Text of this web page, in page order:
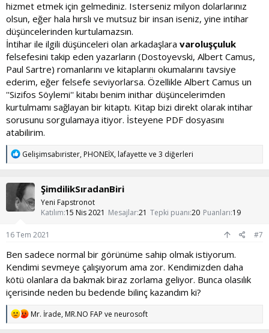
hizmet etmek için gelmediniz. Isterseniz milyon dolarlarınız
olsun, eğer hala hırslı ve mutsuz bir insan iseniz, yine intihar
düşüncelerinden kurtulamazsın.
İntihar ile ilgili düşünceleri olan arkadaşlara varoluşçuluk
felsefesini takip eden yazarların (Dostoyevski, Albert Camus,
Paul Sartre) romanlarını ve kitaplarını okumalarını tavsiye
ederim, eğer felsefe seviyorlarsa. Özellikle Albert Camus un
''Sizifos Söylemi'' kitabı benim inithar düşüncelerimden
kurtulmamı sağlayan bir kitaptı. Kitap bizi direkt olarak intihar
sorusunu sorgulamaya itiyor. İsteyene PDF dosyasını
atabilirim.
T
p
k
l
e
Gelişimsabırister,PHONEİX,lafayette ve 3 diğerleri
ŞimdilikSıradanBiri
Yeni Fapstronot
Katılım 15 Nis 2021 Mesajlar21 Tepki puanı 20 Puanları 19
16 Tem 2021 #7
Ben sadece normal bir görünüme sahip olmak istiyorum.
Kendimi sevmeye çalışıyorum ama zor. Kendimizden daha
kötü olanlara da bakmak biraz zorlama geliyor. Bunca olasılık
içerisinde neden bu bedende bilinç kazandım ki?
T
Mr. İrade,MR.NO FAP ve neurosoft